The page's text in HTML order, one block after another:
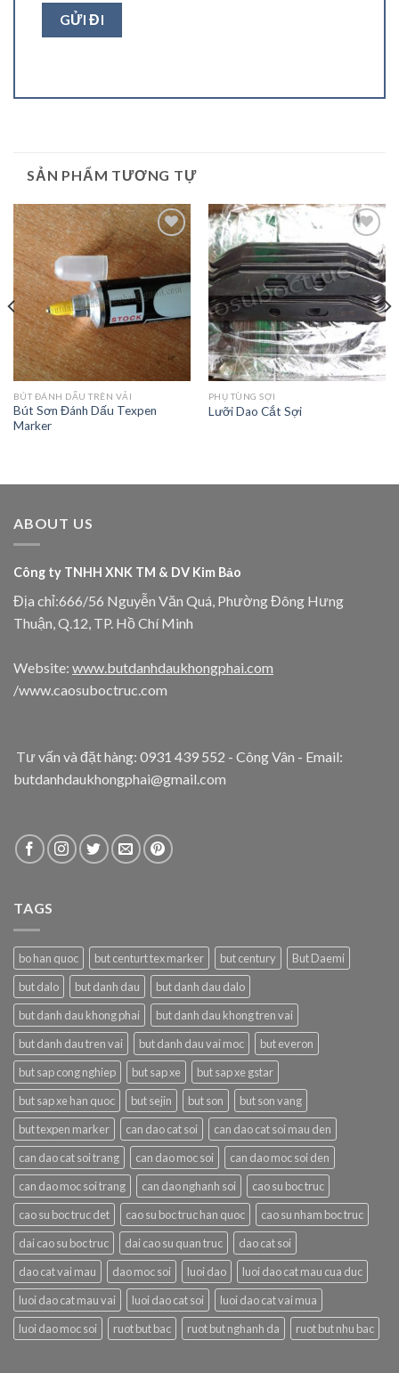
SẢN PHẨM TƯƠNG TỰ
Add to
Wishlist
BÚT ĐÁNH DẤU TRÊN VẢI
Bút Sơn Đánh Dấu Texpen
Marker
Add to
Wishlist
PHỤ TÙNG SỢI
Lưỡi Dao Cắt Sợi
ABOUT US
Công ty TNHH XNK TM & DV Kim Bảo
Địa chỉ:666/56 Nguyễn Văn Quá, Phường Đông Hưng
Thuận, Q.12, TP. Hồ Chí Minh
Website: www.butdanhdaukhongphai.com
/www.caosuboctruc.com
Tư vấn và đặt hàng: 0931 439 552 - Công Vân - Email:
butdanhdaukhongphai@gmail.com
TAGS
bo han quoc but centurt tex marker but century
But Daemi
but dalo
but danh dau
but danh dau dalo
but danh dau khong phai
but danh dau khong tren vai
but danh dau tren vai
but danh dau vai moc
but everon
but sap cong nghiep
but sap xe
but sap xe gstar
but sap xe han quoc
but sejin but son
but son vang
but texpen marker
can dao cat soi
can dao cat soi mau den
can dao cat soi trang
can dao moc soi
can dao moc soi den
can dao moc soi trang
can dao nghanh soi
cao su boc truc
cao su boc truc det
cao su boc truc han quoc
cao su nham boc truc
dai cao su boc truc
dai cao su quan truc
dao cat soi
dao cat vai mau
dao moc soi luoi dao
luoi dao cat mau cua duc
luoi dao cat mau vai
luoi dao cat soi
luoi dao cat vai mua
luoi dao moc soi
ruot but bac ruot but nghanh da ruot but nhu bac